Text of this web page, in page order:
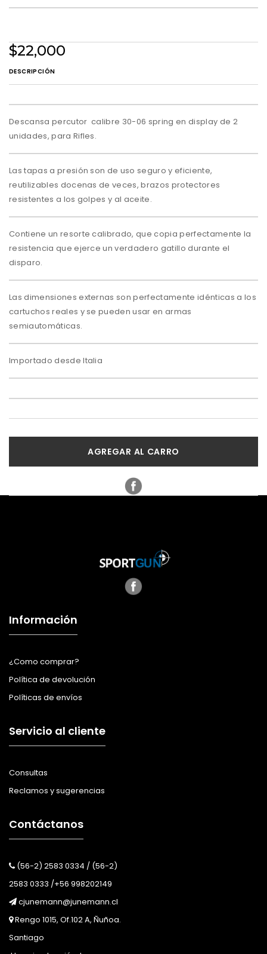
$22,000
DESCRIPCIÓN
Descansa percutor calibre 30-06 spring en display de 2
unidades, para Rifles.
Las tapas a presión son de uso seguro y eficiente,
reutilizables docenas de veces, brazos protectores
resistentes a los golpes y al aceite.
Contiene un resorte calibrado, que copia perfectamente la
resistencia que ejerce un verdadero gatillo durante el
disparo.
Las dimensiones externas son perfectamente idénticas a los
cartuchos reales y se pueden usar en armas
semiautomáticas.
Importado desde Italia
AGREGAR AL CARRO
Información
¿Como comprar?
Política de devolución
Políticas de envíos
Servicio al cliente
Consultas
Reclamos y sugerencias
Contáctanos
(56-2) 2583 0334 / (56-2)
2583 0333 /+56 998202149
cjunemann@junemann.cl
Rengo 1015, Of.102 A, Ñuñoa.
Santiago